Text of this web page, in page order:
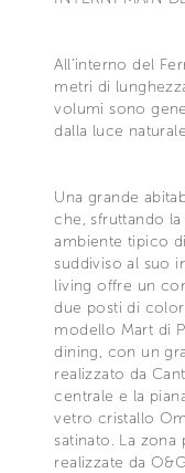
All'interno del
metri di
volumi sono
dalla luce
Una grande
che, sfruttando
ambiente tipico
suddiviso al suo
living offre un
due posti di
modello Mart di
dining, con un
realizzato da
centrale e la
vetro cristallo
satinato. La
realizzate da